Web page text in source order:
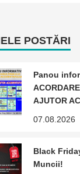
POSTĂRI
Panou
AJUTOR
07.08.2026
Black
Muncii!